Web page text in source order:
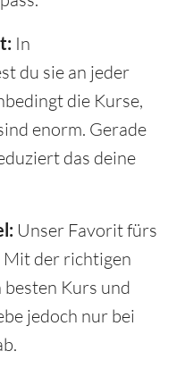
In
du sie an jeder
die Kurse,
enorm. Gerade
das deine
Unser Favorit fürs
Mit der richtigen
Kurs und
jedoch nur bei